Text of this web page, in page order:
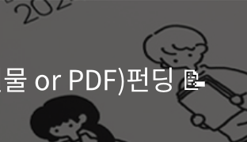
or PDF)펀딩 📝